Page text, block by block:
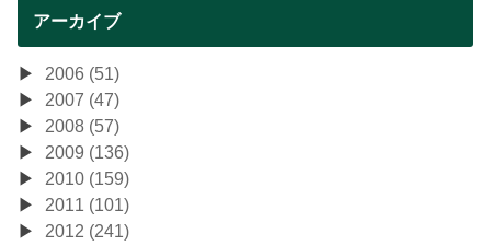
アーカイブ
2006 (51)
2007 (47)
2008 (57)
2009 (136)
2010 (159)
2011 (101)
2012 (241)